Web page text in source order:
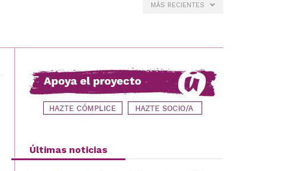
MÁS RECIENTES
Últimas noticias